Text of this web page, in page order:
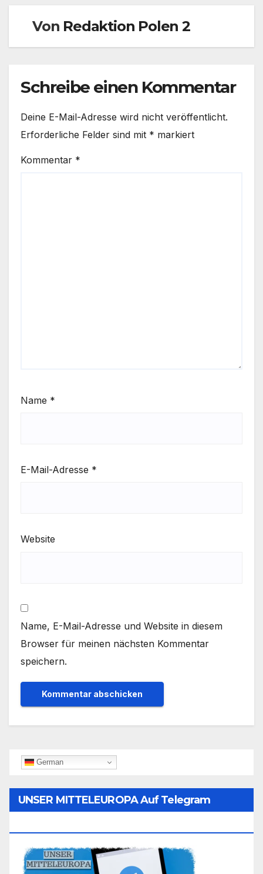
Von Redaktion Polen 2
Schreibe einen Kommentar
Deine E-Mail-Adresse wird nicht veröffentlicht.
Erforderliche Felder sind mit * markiert
Kommentar *
Name *
E-Mail-Adresse *
Website
Name, E-Mail-Adresse und Website in diesem
Browser für meinen nächsten Kommentar
speichern.
German
UNSER MITTELEUROPA Auf Telegram